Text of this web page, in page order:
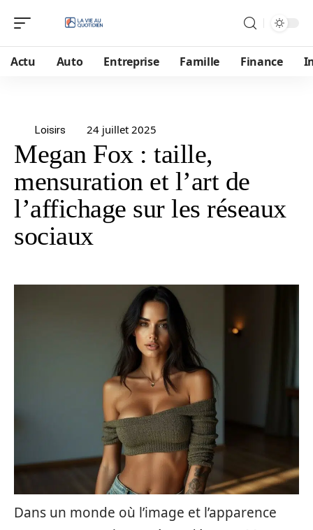
Actu Auto Entreprise Famille Finance
Loisirs 24 juillet 2025
Megan Fox : taille,
mensuration et l’art de
l’affichage sur les réseaux
sociaux
Dans un monde où l’image et l’apparence